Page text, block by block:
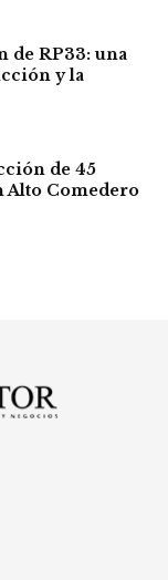
de RP33: una
y la
de 45
Alto Comedero